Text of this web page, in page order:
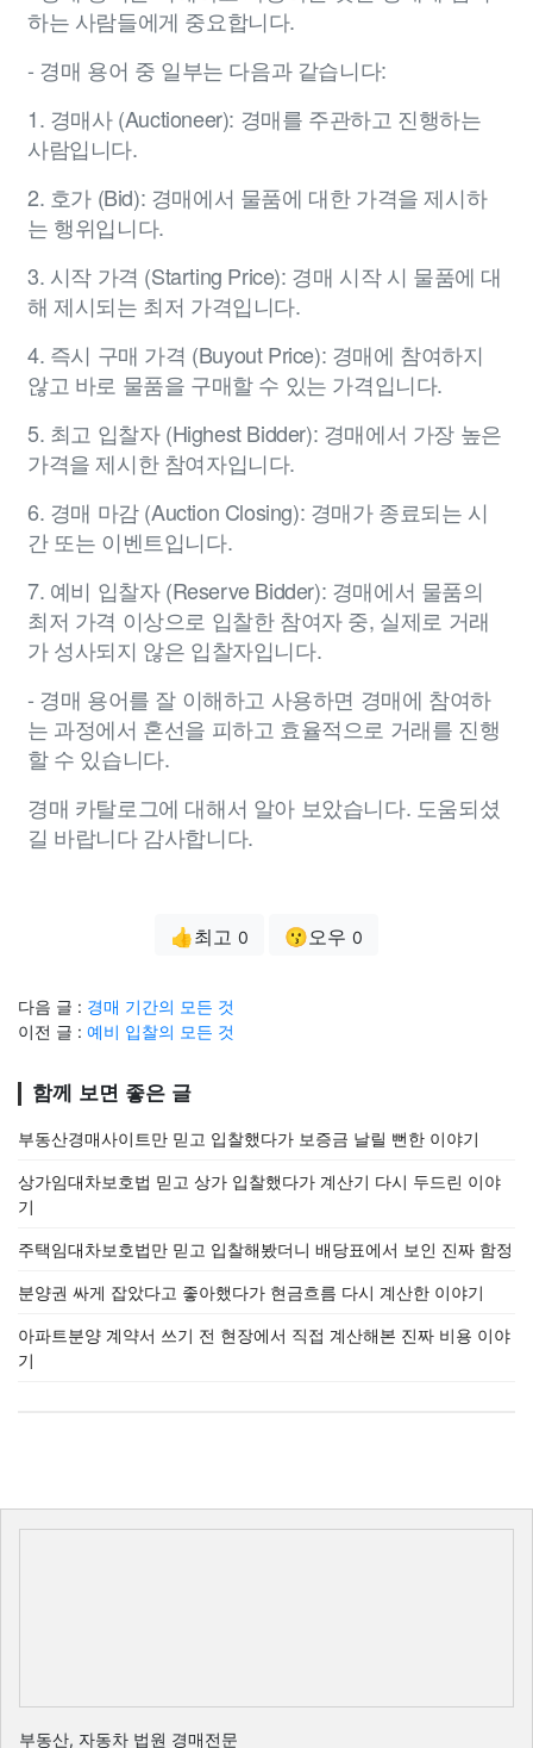
하는 사람들에게 중요합니다.
- 경매 용어 중 일부는 다음과 같습니다:
1. 경매사 (Auctioneer): 경매를 주관하고 진행하는
사람입니다.
2. 호가 (Bid): 경매에서 물품에 대한 가격을 제시하
는 행위입니다.
3. 시작 가격 (Starting Price): 경매 시작 시 물품에 대
해 제시되는 최저 가격입니다.
4. 즉시 구매 가격 (Buyout Price): 경매에 참여하지
않고 바로 물품을 구매할 수 있는 가격입니다.
5. 최고 입찰자 (Highest Bidder): 경매에서 가장 높은
가격을 제시한 참여자입니다.
6. 경매 마감 (Auction Closing): 경매가 종료되는 시
간 또는 이벤트입니다.
7. 예비 입찰자 (Reserve Bidder): 경매에서 물품의
최저 가격 이상으로 입찰한 참여자 중, 실제로 거래
가 성사되지 않은 입찰자입니다.
- 경매 용어를 잘 이해하고 사용하면 경매에 참여하
는 과정에서 혼선을 피하고 효율적으로 거래를 진행
할 수 있습니다.
경매 카탈로그에 대해서 알아 보았습니다. 도움되셨
길 바랍니다 감사합니다.
👍최고 0 😗오우 0
다음 글 : 경매 기간의 모든 것
이전 글 : 예비 입찰의 모든 것
함께 보면 좋은 글
부동산경매사이트만 믿고 입찰했다가 보증금 날릴 뻔한 이야기
상가임대차보호법 믿고 상가 입찰했다가 계산기 다시 두드린 이야
기
주택임대차보호법만 믿고 입찰해봤더니 배당표에서 보인 진짜 함정
분양권 싸게 잡았다고 좋아했다가 현금흐름 다시 계산한 이야기
아파트분양 계약서 쓰기 전 현장에서 직접 계산해본 진짜 비용 이야
기
부동산, 자동차 법원 경매전문